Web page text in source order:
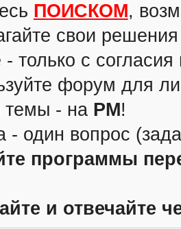
ПОИСКОМ,
свои
только с
форум для
темы - на PM!
- один вопрос
программы
и отвечайте